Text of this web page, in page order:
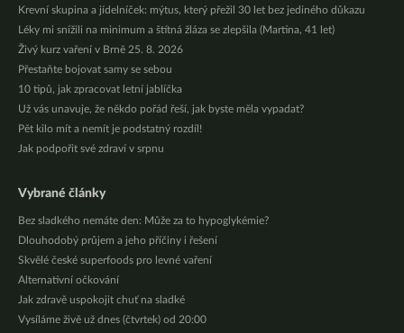
Krevní skupina a jídelníček: mýtus, který přežil 30 let bez jediného důkazu
Léky mi snížili na minimum a štítná žláza se zlepšila (Martina, 41 let)
Živý kurz vaření v Brně 25. 8. 2026
Přestaňte bojovat samy se sebou
10 tipů, jak zpracovat letní jablíčka
Už vás unavuje, že někdo pořád řeší, jak byste měla vypadat?
Pět kilo mít a nemít je podstatný rozdíl!
Jak podpořit své zdraví v srpnu
Vybrané články
Bez sladkého nemáte den: Může za to hypoglykémie?
Dlouhodobý průjem a jeho příčiny i řešení
Skvělé české superfoods pro levné vaření
Alternativní očkování
Jak zdravě uspokojit chuť na sladké
Vysíláme živě už dnes (čtvrtek) od 20:00